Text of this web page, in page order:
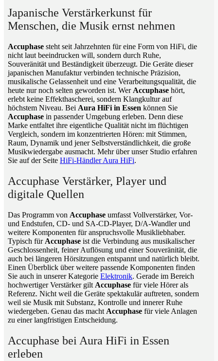
Japanische Verstärkerkunst für
Menschen, die Musik ernst nehmen
Accuphase steht seit Jahrzehnten für eine Form von HiFi, die
nicht laut beeindrucken will, sondern durch Ruhe,
Souveränität und Beständigkeit überzeugt. Die Geräte dieser
japanischen Manufaktur verbinden technische Präzision,
musikalische Gelassenheit und eine Verarbeitungsqualität, die
heute nur noch selten geworden ist. Wer Accuphase hört,
erlebt keine Effekthascherei, sondern Klangkultur auf
höchstem Niveau. Bei Aura HiFi in Essen können Sie
Accuphase in passender Umgebung erleben. Denn diese
Marke entfaltet ihre eigentliche Qualität nicht im flüchtigen
Vergleich, sondern im konzentrierten Hören: mit Stimmen,
Raum, Dynamik und jener Selbstverständlichkeit, die große
Musikwiedergabe ausmacht. Mehr über unser Studio erfahren
Sie auf der Seite HiFi-Händler Aura HiFi.
Accuphase Verstärker, Player und
digitale Quellen
Das Programm von Accuphase umfasst Vollverstärker, Vor-
und Endstufen, CD- und SA-CD-Player, D/A-Wandler und
weitere Komponenten für anspruchsvolle Musikliebhaber.
Typisch für Accuphase ist die Verbindung aus musikalischer
Geschlossenheit, feiner Auflösung und einer Souveränität, die
auch bei längeren Hörsitzungen entspannt und natürlich bleibt.
Einen Überblick über weitere passende Komponenten finden
Sie auch in unserer Kategorie Elektronik. Gerade im Bereich
hochwertiger Verstärker gilt Accuphase für viele Hörer als
Referenz. Nicht weil die Geräte spektakulär auftreten, sondern
weil sie Musik mit Substanz, Kontrolle und innerer Ruhe
wiedergeben. Genau das macht Accuphase für viele Anlagen
zu einer langfristigen Entscheidung.
Accuphase bei Aura HiFi in Essen
erleben